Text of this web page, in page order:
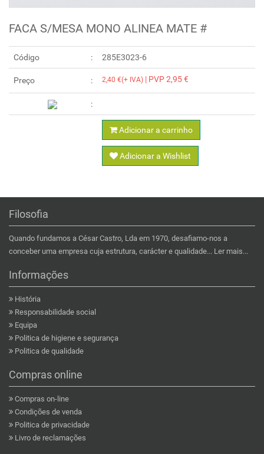
FACA S/MESA MONO ALINEA MATE #
Código 285E3023-6
Preço 2,40 €(+ IVA) | PVP 2,95 €
Adicionar a carrinho
Adicionar a Wishlist
Filosofia
Quando fundamos a César Castro, Lda em 1970, desafiamo-nos a
conceber uma empresa cuja estrutura, carácter e qualidade... Ler mais...
Informações
História
Responsabilidade social
Equipa
Politica de higiene e segurança
Politica de qualidade
Compras online
Compras on-line
Condições de venda
Politica de privacidade
Livro de reclamações